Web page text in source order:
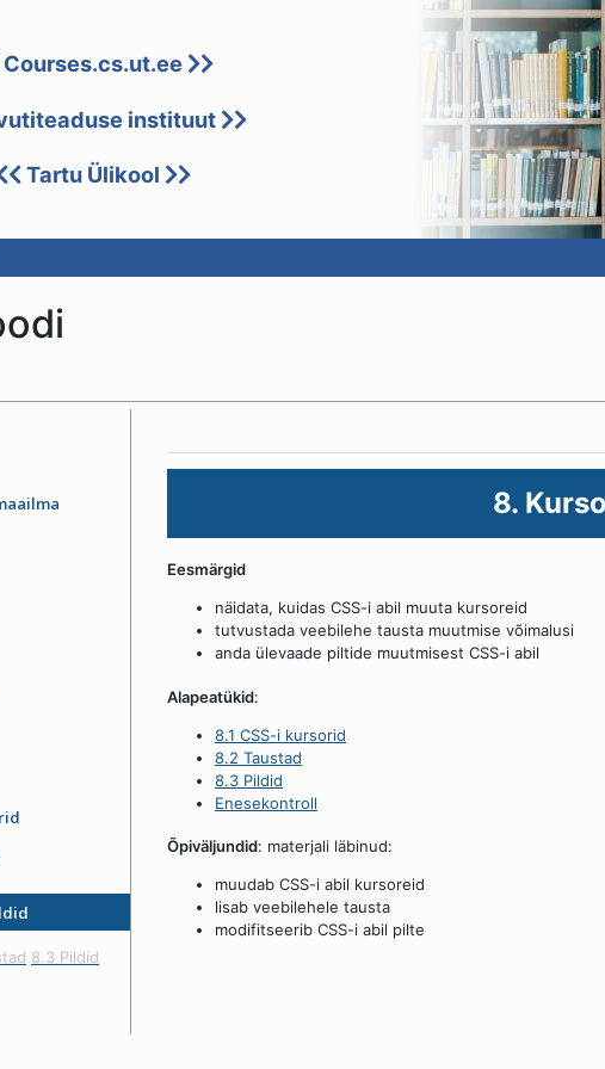
Courses.cs.ut.ee
instituut
Tartu Ülikool
8.3 Pildid
8.
Eesmärgid
näidata, kuidas CSS-i abil muuta kursoreid
tutvustada veebilehe tausta muutmise võimalusi
anda ülevaade piltide muutmisest CSS-i abil
Alapeatükid:
8.1 CSS-i kursorid
8.2 Taustad
8.3 Pildid
Enesekontroll
Õpiväljundid: materjali läbinud:
muudab CSS-i abil kursoreid
lisab veebilehele tausta
modifitseerib CSS-i abil pilte